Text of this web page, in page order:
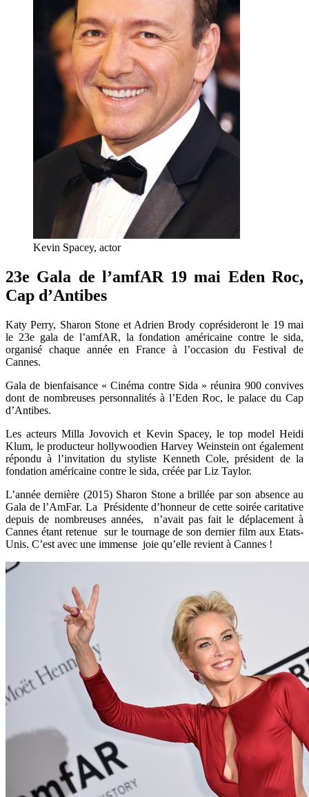
Kevin Spacey, actor
23e Gala de l’amfAR 19 mai Eden Roc,
Cap d’Antibes
Katy Perry, Sharon Stone et Adrien Brody coprésideront le 19 mai
le 23e gala de l’amfAR, la fondation américaine contre le sida,
organisé chaque année en France à l’occasion du Festival de
Cannes.
Gala de bienfaisance « Cinéma contre Sida » réunira 900 convives
dont de nombreuses personnalités à l’Eden Roc, le palace du Cap
d’Antibes.
Les acteurs Milla Jovovich et Kevin Spacey, le top model Heidi
Klum, le producteur hollywoodien Harvey Weinstein ont également
répondu à l’invitation du styliste Kenneth Cole, président de la
fondation américaine contre le sida, créée par Liz Taylor.
L’année dernière (2015) Sharon Stone a brillée par son absence au
Gala de l’AmFar. La Présidente d’honneur de cette soirée caritative
depuis de nombreuses années, n’avait pas fait le déplacement à
Cannes étant retenue sur le tournage de son dernier film aux Etats-
Unis. C’est avec une immense joie qu’elle revient à Cannes !